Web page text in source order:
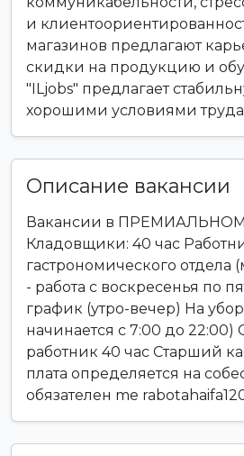
и
магазинов предлагают
скидки на продукцию и
"ILjobs" предлагает
хорошими условиями
Описание вакансии
Вакансии в
Кладовщики: 40 час
гастрономического отдела
- работа с воскресенья по
график (утро-вечер) На
начинается с 7:00 до 22:00)
работник 40 час Старший
плата определяется на
обязателен me